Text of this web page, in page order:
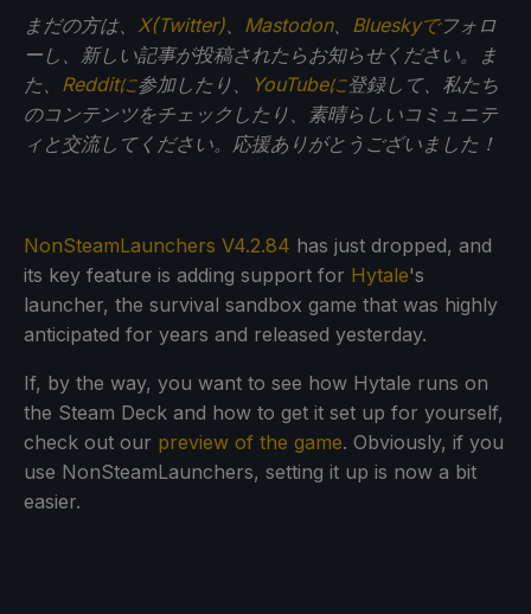
まだの方は、 X(Twitter) Mastodon、 Blueskyでフォロ
ーし、新しい記事が投稿されたらお知らせください。ま
た、 Redditに参加したり、 YouTubeに登録して、私たち
のコンテンツをチェックしたり、素晴らしいコミュニテ
ィと交流してください。応援ありがとうございました！
NonSteamLaunchers V4.2.84 has just dropped, and
its key feature is adding support for Hytale's
launcher, the survival sandbox game that was highly
anticipated for years and released yesterday.
If, by the way, you want to see how Hytale runs on
the Steam Deck and how to get it set up for yourself,
check out our preview of the game. Obviously, if you
use NonSteamLaunchers, setting it up is now a bit
easier.